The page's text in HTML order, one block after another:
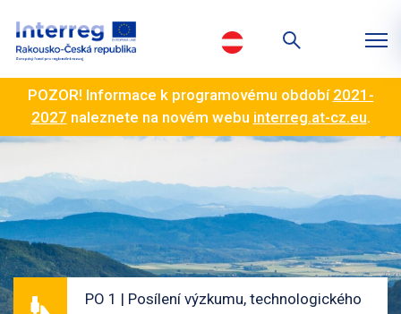
POZOR! Informace k programovému období 2021-
2027 naleznete na novém webu interreg.at-cz.eu.
PO 1 | Posílení výzkumu, technologického